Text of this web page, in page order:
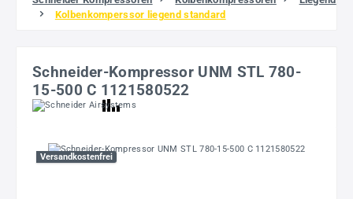
Kolbenkomperssor liegend standard
Schneider-Kompressor UNM STL 780-
15-500 C 1121580522
Bildergalerie überspringen
Versandkostenfrei